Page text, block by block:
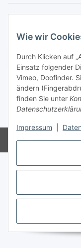
Wie wir
Durch Klicken auf
Einsatz folgender
Vimeo, Doofinder.
ändern
finden Sie unter
Impressum
Gesetzliche
* Alle Preise inkl.